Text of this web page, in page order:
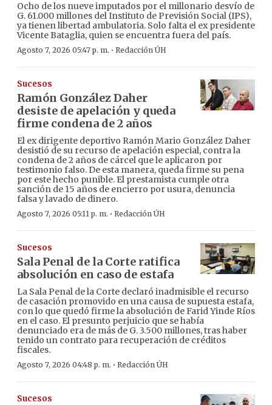
Ocho de los nueve imputados por el millonario desvío de
G. 61.000 millones del Instituto de Previsión Social (IPS),
ya tienen libertad ambulatoria. Solo falta el ex presidente
Vicente Bataglia, quien se encuentra fuera del país.
Agosto 7, 2026 05:47 p. m. · Redacción ÚH
Sucesos
Ramón González Daher
desiste de apelación y queda
firme condena de 2 años
El ex dirigente deportivo Ramón Mario González Daher
desistió de su recurso de apelación especial, contra la
condena de 2 años de cárcel que le aplicaron por
testimonio falso. De esta manera, queda firme su pena
por este hecho punible. El prestamista cumple otra
sanción de 15 años de encierro por usura, denuncia
falsa y lavado de dinero.
Agosto 7, 2026 05:11 p. m. · Redacción ÚH
Sucesos
Sala Penal de la Corte ratifica
absolución en caso de estafa
La Sala Penal de la Corte declaró inadmisible el recurso
de casación promovido en una causa de supuesta estafa,
con lo que quedó firme la absolución de Farid Yinde Ríos
en el caso. El presunto perjuicio que se había
denunciado era de más de G. 3.500 millones, tras haber
tenido un contrato para recuperación de créditos
fiscales.
Agosto 7, 2026 04:48 p. m. · Redacción ÚH
Sucesos